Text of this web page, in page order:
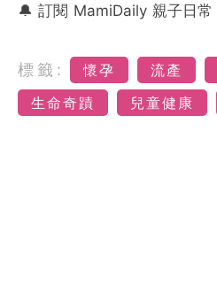
🔔 訂閱 MamiDaily 親子日常
標籤: 懷孕 流產
生命奇蹟
兒童健康